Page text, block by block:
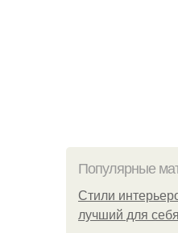
Популярные
Стили
лучший для